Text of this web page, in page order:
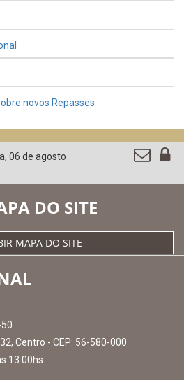
novos Repasses
, 06 de agosto
DO SITE
MAPA DO SITE
Centro - CEP: 56-580-000
13:00hs